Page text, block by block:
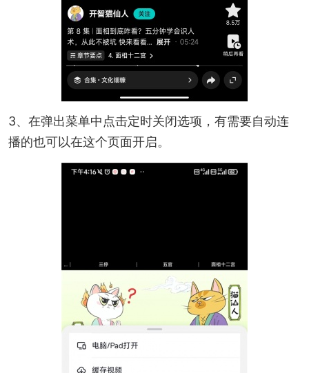
3、在弹出菜单中点击定时关闭选项，有需要自动连
播的也可以在这个页面开启。